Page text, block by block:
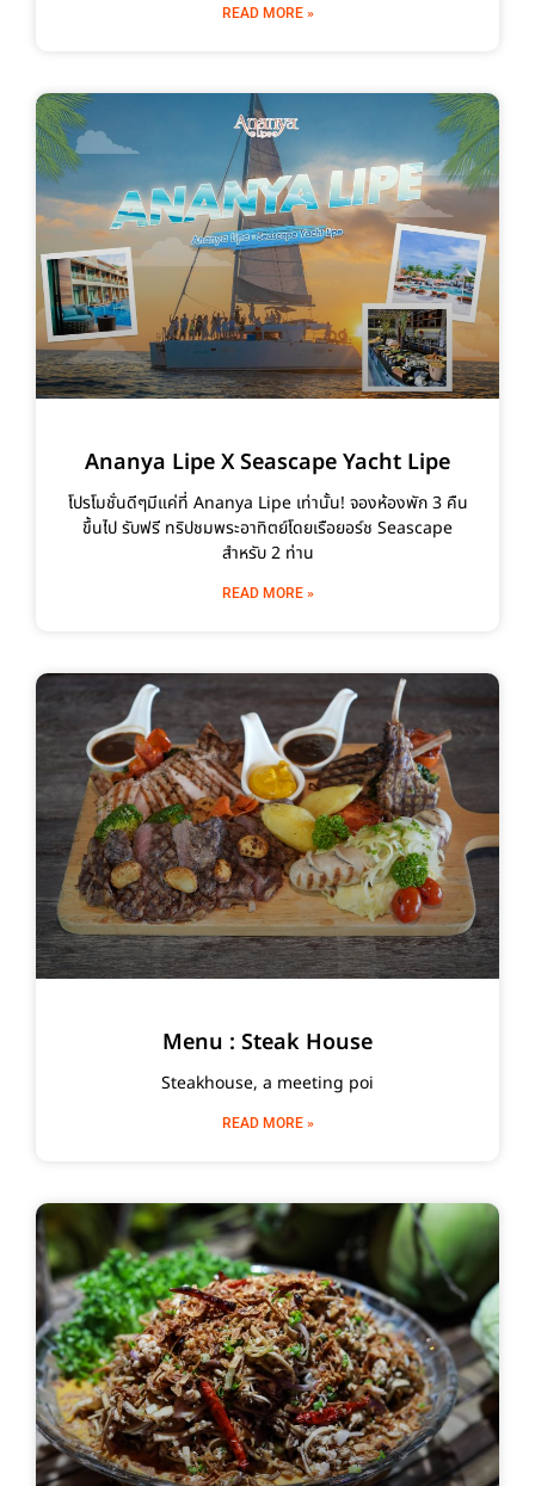
READ MORE »
Ananya Lipe X Seascape Yacht Lipe
โปรโมชั่นดีๆมีแค่ที่ Ananya Lipe เท่านั้น! จองห้องพัก 3 คืน
ขึ้นไป รับฟรี ทริปชมพระอาทิตย์โดยเรือยอร์ช Seascape
สำหรับ 2 ท่าน
READ MORE »
Menu : Steak House
Steakhouse, a meeting poi
READ MORE »